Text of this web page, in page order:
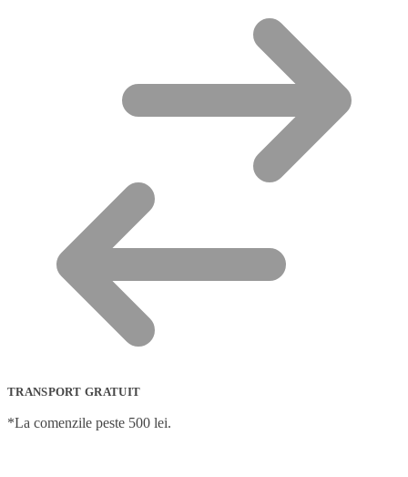
TRANSPORT GRATUIT
*La comenzile peste 500 lei.